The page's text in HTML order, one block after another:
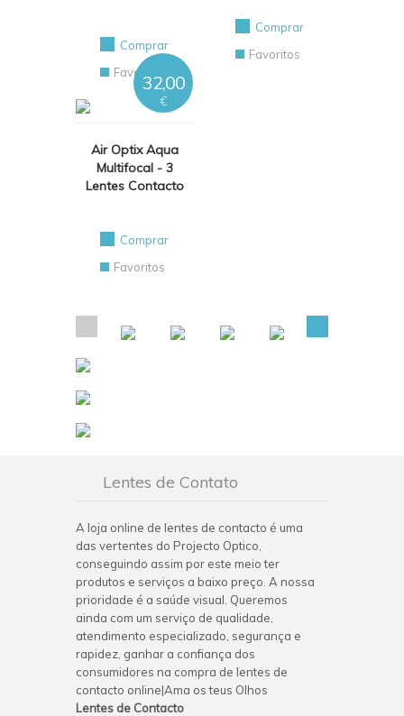
Comprar
Favoritos
Comprar
Favoritos
Air Optix Aqua
Multifocal - 3
Lentes Contacto
32,00
€
Comprar
Favoritos
Lentes de Contato
A loja online de lentes de contacto é uma
das vertentes do Projecto Optico,
conseguindo assim por este meio ter
produtos e serviços a baixo preço. A nossa
prioridade é a saúde visual. Queremos
ainda com um serviço de qualidade,
atendimento especializado, segurança e
rapidez, ganhar a confiança dos
consumidores na compra de lentes de
contacto online|Ama os teus Olhos
Lentes de Contacto